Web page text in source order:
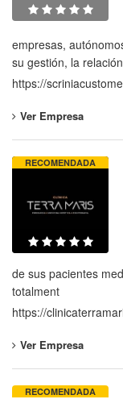
empresas,
su gestión, la
https://
Ver Empresa
RECOMENDADA
de sus pacientes
totalment
https://
Ver Empresa
RECOMENDADA